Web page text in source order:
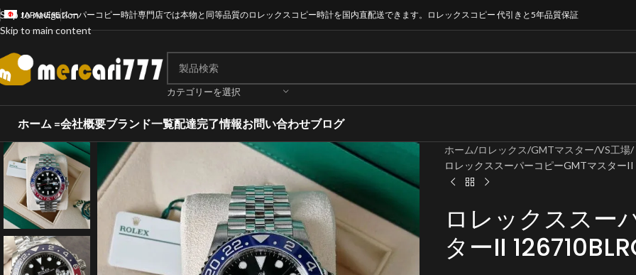
Skip to navigation
Skip to main content
JAPANESEスーパーコピー時計専門店では本物と同等品質のロレックスコピー時計を国内直配送できます。ロレックスコピー 代引きと5年品質保証
カテゴリーを選択
ホーム =会社概要ブランド一覧配達完了情報お問い合わせブログ
ホーム ロレックス GMTマスター VS工場
ロレックススーパーコピーGMTマスター
ロレックススー
ターII